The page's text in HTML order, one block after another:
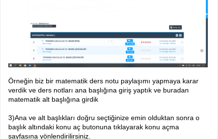
Örneğin biz bir matematik ders notu paylaşımı yapmaya karar
verdik ve ders notları ana başlığına giriş yaptık ve buradan
matematik alt başlığına girdik
3)Ana ve alt başlıkları doğru seçtiğinize emin olduktan sonra o
başlık altındaki konu aç butonuna tıklayarak konu açma
sayfasına yönlendirilirsiniz.